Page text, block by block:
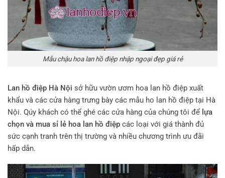
Mẫu chậu hoa lan hồ điệp nhập ngoại đẹp giá rẻ
Lan hồ điệp Hà Nội sở hữu vườn ươm hoa lan hồ điệp xuất
khẩu và các cửa hàng trưng bày các mẫu ho lan hồ điệp tại Hà
Nội. Qúy khách có thể ghé các cửa hàng của chúng tôi để lựa
chọn và mua sỉ lẻ hoa lan hồ điệp các loại với giá thành đủ
sức cạnh tranh trên thị trường và nhiều chương trình ưu đãi
hấp dẫn.